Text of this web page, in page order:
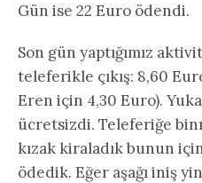
Gün ise 22 Euro ödendi.
Son gün yaptığımız
teleferikle çıkış: 8,60
Eren için 4,30 Euro).
ücretsizdi. Teleferiğe
kızak kiraladık bunun
ödedik. Eğer aşağı iniş